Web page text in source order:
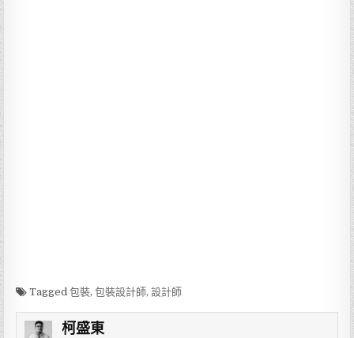
Tagged包裝,包裝設計師,設計師
柯盛東